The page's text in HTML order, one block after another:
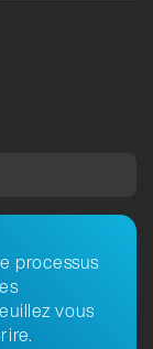
processus
vous